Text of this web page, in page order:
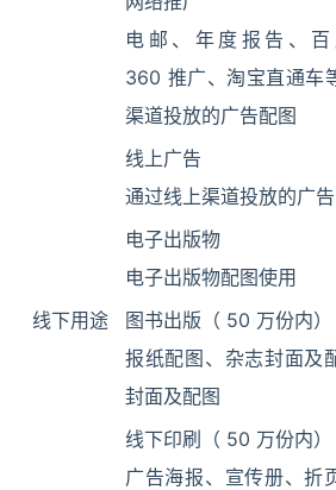
电邮、年度报告、百
360 推广、淘宝直通车
渠道投放的广告配图
线上广告
通过线上渠道投放的广告
电子出版物
电子出版物配图使用
线下用途
图书出版（ 50 万份内）
报纸配图、杂志封面及
封面及配图
线下印刷（ 50 万份内）
广告海报、宣传册、折